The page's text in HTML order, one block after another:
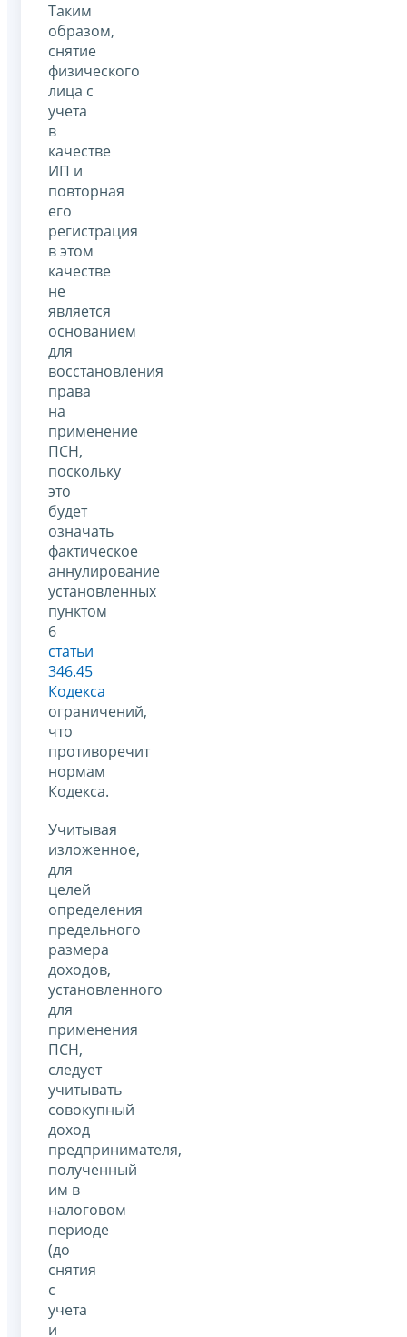
Таким
образом,
снятие
физического
лица с
учета
в
качестве
ИП и
повторная
его
регистрация
в этом
качестве
не
является
основанием
для
восстановления
права
на
применение
ПСН,
поскольку
это
будет
означать
фактическое
аннулирование
установленных
пунктом
6
статьи
346.45
Кодекса
ограничений,
что
противоречит
нормам
Кодекса.
Учитывая
изложенное,
для
целей
определения
предельного
размера
доходов,
установленного
для
применения
ПСН,
следует
учитывать
совокупный
доход
предпринимателя,
полученный
им в
налоговом
периоде
(до
снятия
с
учета
и